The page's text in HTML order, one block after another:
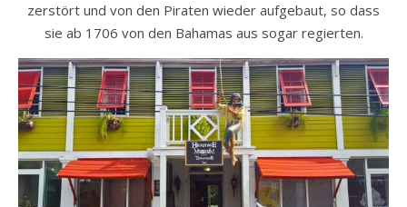
zerstört und von den Piraten wieder aufgebaut, so dass
sie ab 1706 von den Bahamas aus sogar regierten.